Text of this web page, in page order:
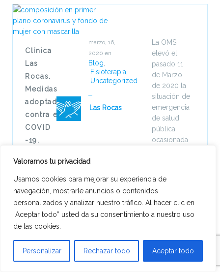
Valoramos tu privacidad
Usamos cookies para mejorar su experiencia de
navegación, mostrarle anuncios o contenidos
personalizados y analizar nuestro tráfico. Al hacer clic en
“Aceptar todo” usted da su consentimiento a nuestro uso
de las cookies.
Personalizar Rechazar todo Aceptar todo
Clínica
Las
Rocas.
Medidas
adoptadas
contra el
COVID
-19.
marzo, 16,
2020 en
Blog,
Fisioterapia,
Uncategorized
Las Rocas
La OMS
elevó el
pasado 11
de Marzo
de 2020 la
situación de
emergencia
de salud
pública
ocasionada
internacional.
Las
recomendaciones
así como